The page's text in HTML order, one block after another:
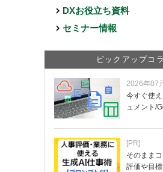
DXお役立ち資料
セミナー情報
ピックアップコ
2026年07
今すぐ使
ュメント/
[PR]
そのまま
評価や目